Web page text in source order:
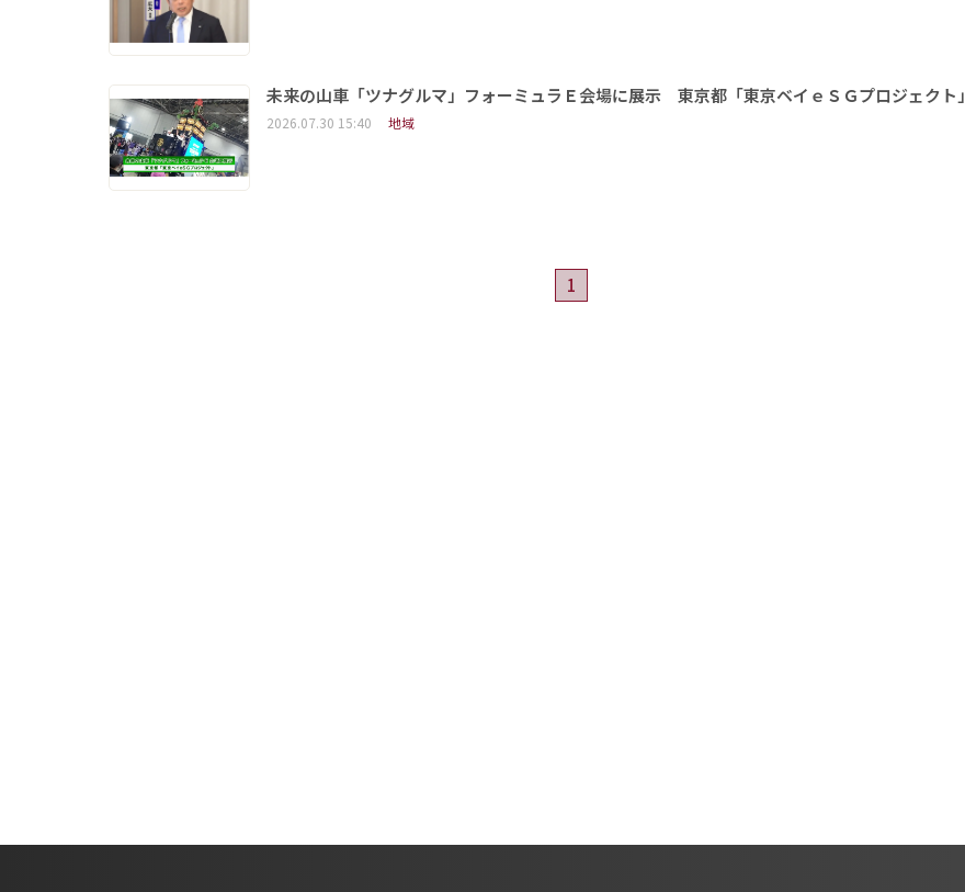
未来の山車「ツナグルマ」フォーミュラＥ会場に展示 東京都「東京ベイｅＳＧプロジェクト」
2026.07.30 15:40 地域
1